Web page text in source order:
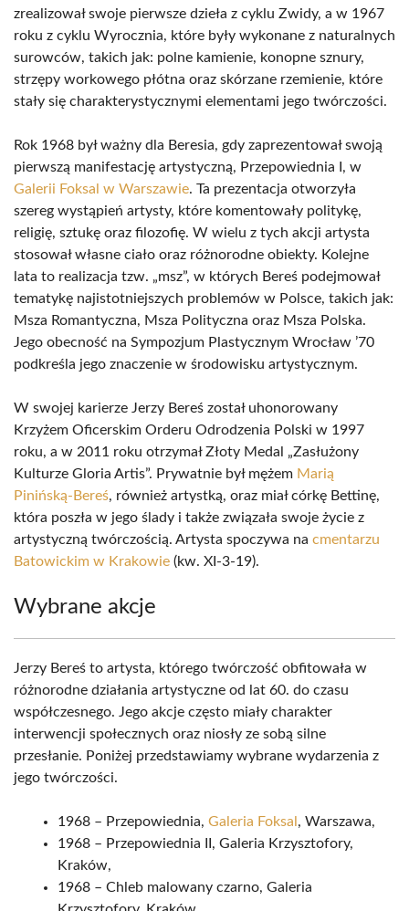
zrealizował swoje pierwsze dzieła z cyklu Zwidy, a w 1967
roku z cyklu Wyrocznia, które były wykonane z naturalnych
surowców, takich jak: polne kamienie, konopne sznury,
strzępy workowego płótna oraz skórzane rzemienie, które
stały się charakterystycznymi elementami jego twórczości.
Rok 1968 był ważny dla Beresia, gdy zaprezentował swoją
pierwszą manifestację artystyczną, Przepowiednia I, w
Galerii Foksal w Warszawie. Ta prezentacja otworzyła
szereg wystąpień artysty, które komentowały politykę,
religię, sztukę oraz filozofię. W wielu z tych akcji artysta
stosował własne ciało oraz różnorodne obiekty. Kolejne
lata to realizacja tzw. „msz”, w których Bereś podejmował
tematykę najistotniejszych problemów w Polsce, takich jak:
Msza Romantyczna, Msza Polityczna oraz Msza Polska.
Jego obecność na Sympozjum Plastycznym Wrocław ’70
podkreśla jego znaczenie w środowisku artystycznym.
W swojej karierze Jerzy Bereś został uhonorowany
Krzyżem Oficerskim Orderu Odrodzenia Polski w 1997
roku, a w 2011 roku otrzymał Złoty Medal „Zasłużony
Kulturze Gloria Artis”. Prywatnie był mężem Marią
Pinińską-Bereś, również artystką, oraz miał córkę Bettinę,
która poszła w jego ślady i także związała swoje życie z
artystyczną twórczością. Artysta spoczywa na cmentarzu
Batowickim w Krakowie (kw. XI-3-19).
Wybrane akcje
Jerzy Bereś to artysta, którego twórczość obfitowała w
różnorodne działania artystyczne od lat 60. do czasu
współczesnego. Jego akcje często miały charakter
interwencji społecznych oraz niosły ze sobą silne
przesłanie. Poniżej przedstawiamy wybrane wydarzenia z
jego twórczości.
1968 – Przepowiednia, Galeria Foksal , Warszawa,
1968 – Przepowiednia II, Galeria Krzysztofory,
Kraków,
1968 – Chleb malowany czarno, Galeria